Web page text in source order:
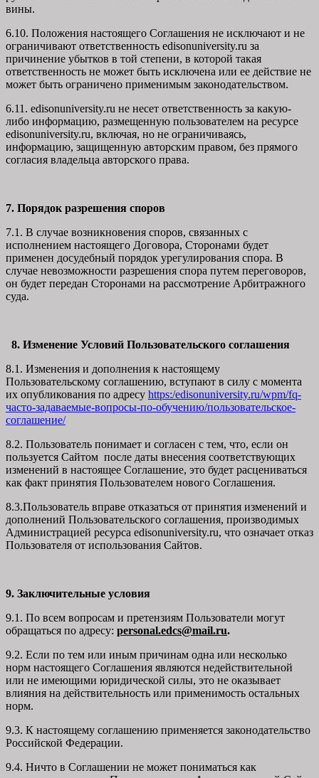
вины.
6.10. Положения настоящего Соглашения не исключают и не
ограничивают ответственность edisonuniversity.ru за
причинение убытков в той степени, в которой такая
ответственность не может быть исключена или ее действие не
может быть ограничено применимым законодательством.
6.11. edisonuniversity.ru не несет ответственность за какую-
либо информацию, размещенную пользователем на ресурсе
edisonuniversity.ru, включая, но не ограничиваясь,
информацию, защищенную авторским правом, без прямого
согласия владельца авторского права.
7. Порядок разрешения споров
7.1. В случае возникновения споров, связанных с
исполнением настоящего Договора, Сторонами будет
применен досудебный порядок урегулирования спора. В
случае невозможности разрешения спора путем переговоров,
он будет передан Сторонами на рассмотрение Арбитражного
суда.
8. Изменение Условий Пользовательского соглашения
8.1. Изменения и дополнения к настоящему
Пользовательскому соглашению, вступают в силу с момента
их опубликования по адресу https:/edisonuniversity.ru/wpm/fq-
часто-задаваемые-вопросы-по-обучению/пользовательское-
соглашение/
8.2. Пользователь понимает и согласен с тем, что, если он
пользуется Сайтом после даты внесения соответствующих
изменений в настоящее Соглашение, это будет расцениваться
как факт принятия Пользователем нового Соглашения.
8.3.Пользователь вправе отказаться от принятия изменений и
дополнений Пользовательского соглашения, производимых
Администрацией ресурса edisonuniversity.ru, что означает отказ
Пользователя от использования Сайтов.
9. Заключительные условия
9.1. По всем вопросам и претензиям Пользователи могут
обращаться по адресу: personal.edcs@mail.ru.
9.2. Если по тем или иным причинам одна или несколько
норм настоящего Соглашения являются недействительной
или не имеющими юридической силы, это не оказывает
влияния на действительность или применимость остальных
норм.
9.3. К настоящему соглашению применяется законодательство
Российской Федерации.
9.4. Ничто в Соглашении не может пониматься как